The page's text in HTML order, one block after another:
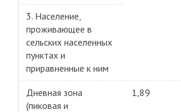
3. Население,
проживающее в
сельских населенных
пунктах и
приравненные к ним
Дневная зона
(пиковая и
1,89